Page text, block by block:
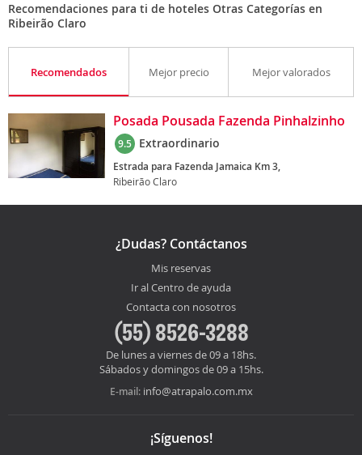
Recomendaciones para ti de hoteles Otras Categorías en
Ribeirão Claro
Recomendados Mejor precio Mejor valorados
Posada Pousada Fazenda Pinhalzinho
9.5 Extraordinario
Estrada para Fazenda Jamaica Km 3,
Ribeirão Claro
¿Dudas? Contáctanos
Mis reservas
Ir al Centro de ayuda
Contacta con nosotros
(55) 8526-3288
De lunes a viernes de 09 a 18hs.
Sábados y domingos de 09 a 15hs.
E-mail: info@atrapalo.com.mx
¡Síguenos!